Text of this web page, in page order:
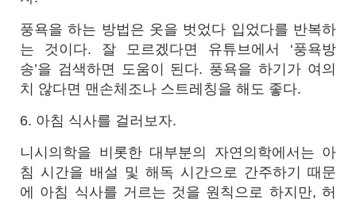
풍욕을 하는 방법은 옷을 벗었다 입었다를 반복하
는 것이다. 잘 모르겠다면 유튜브에서 ‘풍욕방
송’을 검색하면 도움이 된다. 풍욕을 하기가 여의
치 않다면 맨손체조나 스트레칭을 해도 좋다.
6. 아침 식사를 걸러보자.
니시의학을 비롯한 대부분의 자연의학에서는 아
침 시간을 배설 및 해독 시간으로 간주하기 때문
에 아침 식사를 거르는 것을 원칙으로 하지만, 허